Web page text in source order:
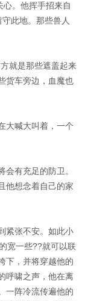
心。他挥手招来自
此地。那些兽人
就是那些遮盖起来
货车旁边，血魔也
大喊大叫着，一个
有充足的防卫。
他想念着自己的家
紧张不安。如此小
宽一些??就可以联
下，并将穿越他的
呼啸之声，他在离
一阵冷流传遍他的